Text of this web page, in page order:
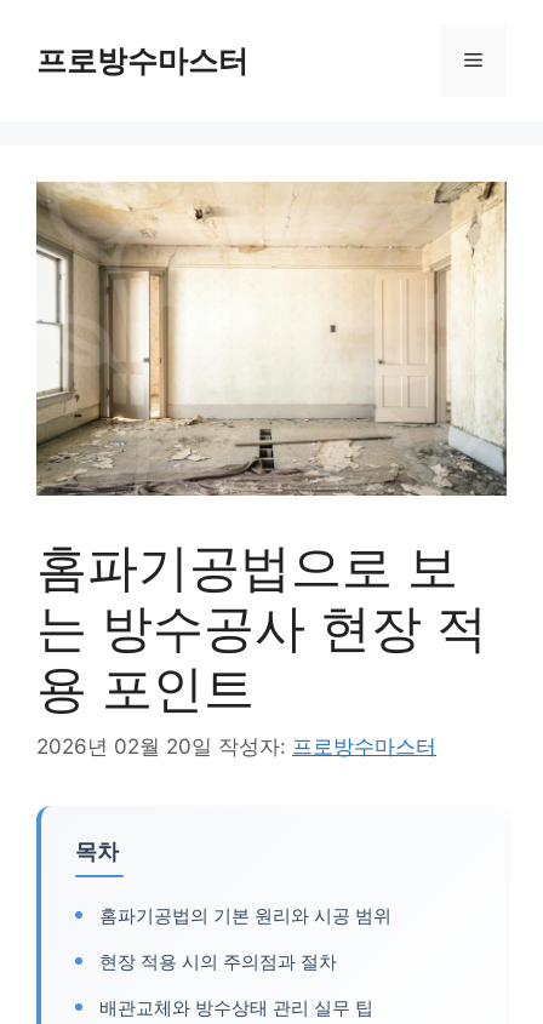
프로방수마스터 메
홈파기공법으로 보
는 방수공사 현장 적
용 포인트
2026년 02월 20일 작성자: 프로방수마스터
목차
홈파기공법의 기본 원리와 시공 범위
현장 적용 시의 주의점과 절차
배관교체와 방수상태 관리 실무 팁